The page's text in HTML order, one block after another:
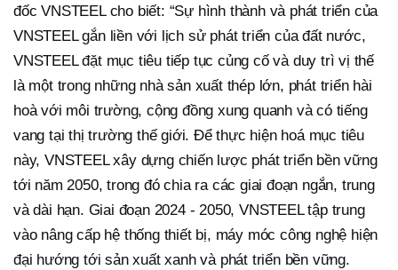
đốc VNSTEEL cho biết: “Sự hình thành và phát triển của
VNSTEEL gắn liền với lịch sử phát triển của đất nước,
VNSTEEL đặt mục tiêu tiếp tục củng cố và duy trì vị thế
là một trong những nhà sản xuất thép lớn, phát triển hài
hoà với môi trường, cộng đồng xung quanh và có tiếng
vang tại thị trường thế giới. Để thực hiện hoá mục tiêu
này, VNSTEEL xây dựng chiến lược phát triển bền vững
tới năm 2050, trong đó chia ra các giai đoạn ngắn, trung
và dài hạn. Giai đoạn 2024 - 2050, VNSTEEL tập trung
vào nâng cấp hệ thống thiết bị, máy móc công nghệ hiện
đại hướng tới sản xuất xanh và phát triển bền vững.